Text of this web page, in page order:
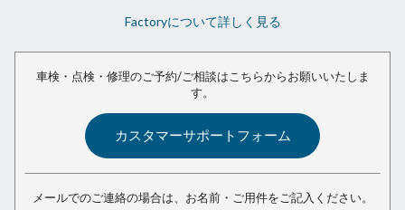
Factoryについて詳しく見る
車検・点検・修理のご予約/ご相談は こちらからお願いいたしま
す。
カスタマーサポートフォーム
メールでのご連絡の場合は、 お名前・ご用件をご記入ください。